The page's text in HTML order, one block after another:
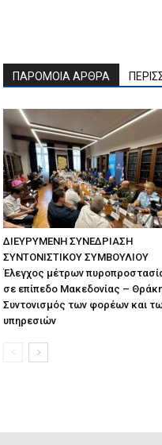
ΠΑΡΟΜΟΙΑ ΑΡΘΡΑ
ΔΙΕΥΡΥΜΕΝΗ ΣΥΝΕΔΡΙΑΣΗ
ΣΥΝΤΟΝΙΣΤΙΚΟΥ ΣΥΜΒΟΥΛΙΟΥ
Έλεγχος μέτρων
σε επίπεδο Μακεδονίας –
Συντονισμός των φορέων και
υπηρεσιών